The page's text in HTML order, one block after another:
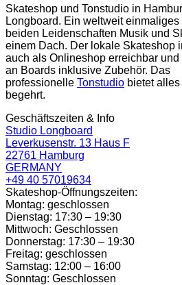
Skateshop und Tonstudio in
Longboard. Ein weltweit
beiden Leidenschaften Musik und
einem Dach. Der lokale Skateshop
auch als Onlineshop erreichbar und
an Boards inklusive Zubehör. Das
professionelle Tonstudio bietet
begehrt.
Geschäftszeiten & Info
Studio Longboard
Leverkusenstr. 13 Haus F
22761 Hamburg
GERMANY
+49 40 57019634
Skateshop-Öffnungszeiten:
Montag: geschlossen
Dienstag: 17:30 – 19:30
Mittwoch: Geschlossen
Donnerstag: 17:30 – 19:30
Freitag: geschlossen
Samstag: 12:00 – 16:00
Sonntag: Geschlossen